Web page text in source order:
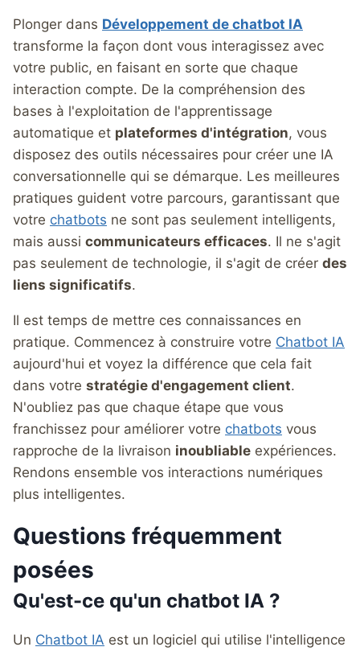
Plonger dans Développement de chatbot IA
transforme la façon dont vous interagissez avec
votre public, en faisant en sorte que chaque
interaction compte. De la compréhension des
bases à l'exploitation de l'apprentissage
automatique et plateformes d'intégration, vous
disposez des outils nécessaires pour créer une IA
conversationnelle qui se démarque. Les meilleures
pratiques guident votre parcours, garantissant que
votre chatbots ne sont pas seulement intelligents,
mais aussi communicateurs efficaces. Il ne s'agit
pas seulement de technologie, il s'agit de créer des
liens significatifs.
Il est temps de mettre ces connaissances en
pratique. Commencez à construire votre Chatbot IA
aujourd'hui et voyez la différence que cela fait
dans votre stratégie d'engagement client.
N'oubliez pas que chaque étape que vous
franchissez pour améliorer votre chatbots vous
rapproche de la livraison inoubliable expériences.
Rendons ensemble vos interactions numériques
plus intelligentes.
Questions fréquemment
posées
Qu'est-ce qu'un chatbot IA ?
Un Chatbot IA est un logiciel qui utilise l'intelligence